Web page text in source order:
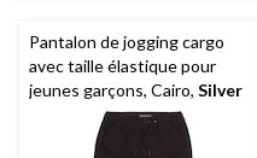
Pantalon de jogging cargo
avec taille élastique pour
jeunes garçons, Cairo, Silver